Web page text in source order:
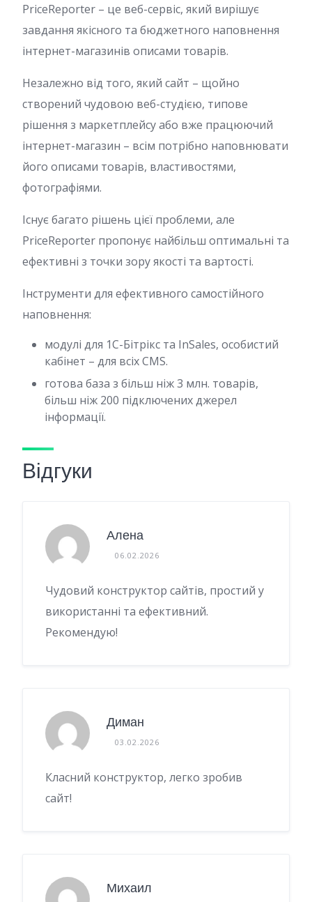
PriceReporter – це веб-сервіс, який вирішує
завдання якісного та бюджетного наповнення
інтернет-магазинів описами товарів.
Незалежно від того, який сайт – щойно
створений чудовою веб-студією, типове
рішення з маркетплейсу або вже працюючий
інтернет-магазин – всім потрібно наповнювати
його описами товарів, властивостями,
фотографіями.
Існує багато рішень цієї проблеми, але
PriceReporter пропонує найбільш оптимальні та
ефективні з точки зору якості та вартості.
Інструменти для ефективного самостійного
наповнення:
модулі для 1С-Бітрікс та InSales, особистий
кабінет – для всіх CMS.
готова база з більш ніж 3 млн. товарів,
більш ніж 200 підключених джерел
інформації.
Відгуки
Алена
06.02.2026
Чудовий конструктор сайтів, простий у
використанні та ефективний.
Рекомендую!
Диман
03.02.2026
Класний конструктор, легко зробив
сайт!
Михаил